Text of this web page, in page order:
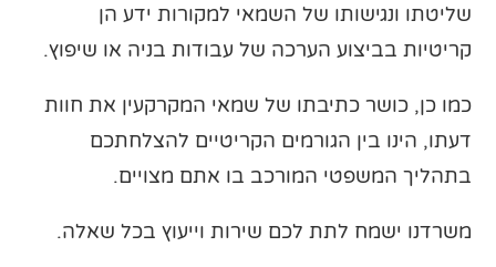
שליטתו ונגישותו של השמאי למקורות ידע הן
קריטיות בביצוע הערכה של עבודות בניה או שיפוץ.
כמו כן, כושר כתיבתו של שמאי המקרקעין את חוות
דעתו, הינו בין הגורמים הקריטיים להצלחתכם
בתהליך המשפטי המורכב בו אתם מצויים.
משרדנו ישמח לתת לכם שירות וייעוץ בכל שאלה.